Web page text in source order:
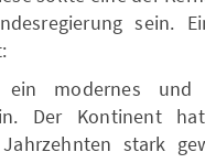
sein.
modernes und
Der Kontinent
stark